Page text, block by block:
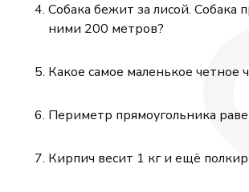
Собака бежит за лисой. Собака
ними 200 метров?
Какое самое маленькое
Периметр прямоугольника
Кирпич весит 1 кг и ещё